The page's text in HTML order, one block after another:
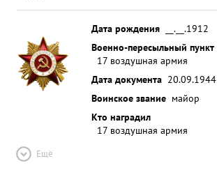
Дата рождения
__.__.1912
Военно-пересыльный пункт
17 воздушная армия
Дата документа 20.09.1944
Воинское звание майор
Кто наградил
17 воздушная армия
Ещё